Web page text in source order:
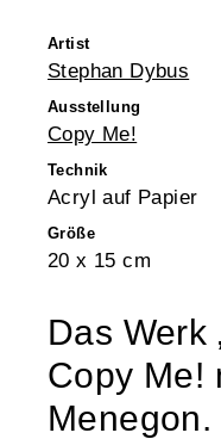
Artist
Stephan Dybus
Ausstellung
Copy Me!
Technik
Acryl auf Papier
Größe
20 x 15 cm
Das Werk
Copy Me!
Menegon.